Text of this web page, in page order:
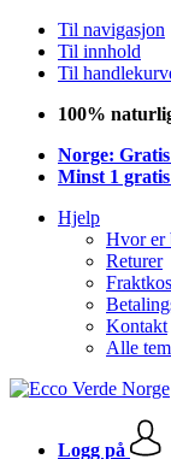
Til navigasjon
Til innhold
Til
100%
Norge:
Minst 1
Hjelp
Hvor er
Returer
Kontakt
Alle
Logg på